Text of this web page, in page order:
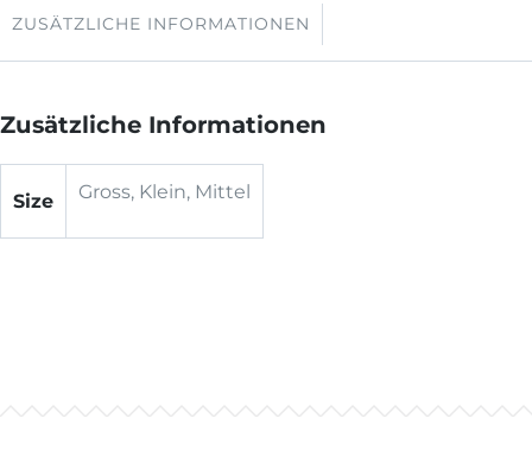
ZUSÄTZLICHE INFORMATIONEN
Zusätzliche Informationen
Size Gross, Klein, Mittel